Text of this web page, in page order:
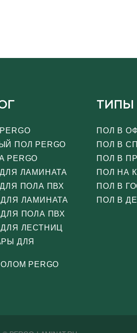
ПОЛ PERGO
PERGO
ЛАМИНАТА
ПОЛА ПВХ
ЛАМИНАТА
ПОЛА ПВХ
ЛЕСТНИЦ
ДЛЯ
PERGO
ТИПЫ
ПОЛ В
ПОЛ В
ПОЛ В
ПОЛ НА
ПОЛ В
ПОЛ В